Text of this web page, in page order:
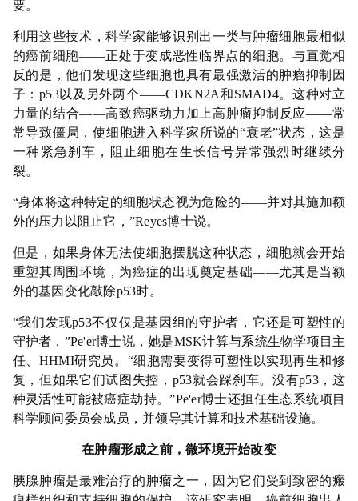
要。
利用这些技术，科学家能够识别出一类与肿瘤细胞最相似
的癌前细胞——正处于变成恶性临界点的细胞。与直觉相
反的是，他们发现这些细胞也具有最强激活的肿瘤抑制因
子：p53以及另外两个——CDKN2A和SMAD4。这种对立
力量的结合——高致癌驱动力加上高肿瘤抑制反应——常
常导致僵局，使细胞进入科学家所说的“衰老”状态，这是
一种紧急刹车，阻止细胞在生长信号异常强烈时继续分
裂。
“身体将这种特定的细胞状态视为危险的——并对其施加额
外的压力以阻止它，”Reyes博士说。
但是，如果身体无法使细胞摆脱这种状态，细胞就会开始
重塑其周围环境，为癌症的出现奠定基础——尤其是当额
外的基因变化敲除p53时。
“我们发现p53不仅仅是基因组的守护者，它还是可塑性的
守护者，”Pe'er博士说，她是MSK计算与系统生物学项目主
任、HHMI研究员。“细胞需要变得可塑性以实现再生和修
复，但如果它们试图失控，p53就会踩刹车。没有p53，这
种灵活性可能被癌症劫持。”Pe'er博士还担任生态系统项目
科学顾问委员会成员，并领导其计算和技术基础设施。
在肿瘤形成之前，微环境开始改变
胰腺肿瘤是最难治疗的肿瘤之一，因为它们受到致密的瘢